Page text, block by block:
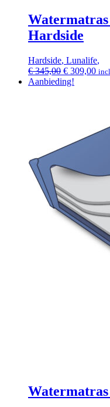
€ 399,00.
€
Hardside
Hardside, Lunalife,
€345,00
prijs
€ 309,00
Aanbieding!